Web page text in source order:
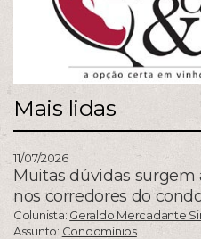
Mais lidas
11/07/2026
Muitas dúvidas surgem
nos corredores do
Colunista: Geraldo Mercadante
Assunto: Condomínios